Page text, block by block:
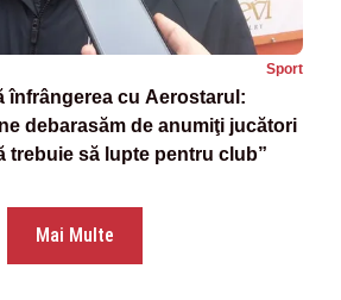
Sport
înfrângerea cu Aerostarul:
debarasăm de anumiţi jucători
trebuie să lupte pentru club”
Mai Multe